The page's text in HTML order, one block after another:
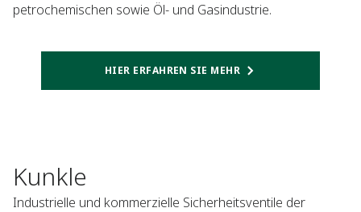
petrochemischen sowie Öl- und Gasindustrie.
HIER ERFAHREN SIE MEHR
Kunkle
Industrielle und kommerzielle Sicherheitsventile der